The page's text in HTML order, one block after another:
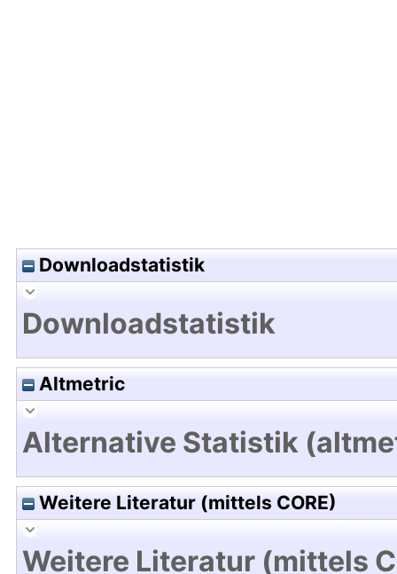
Downloadstatistik
Downloadstatistik
Altmetric
Alternative Statistik
Weitere Literatur (mittels CORE)
Weitere Literatur (mittels